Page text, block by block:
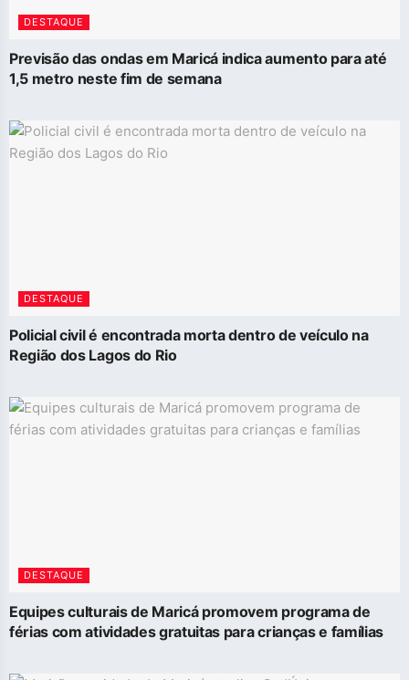
DESTAQUE
Previsão das ondas em Maricá indica aumento para até
1,5 metro neste fim de semana
DESTAQUE
Policial civil é encontrada morta dentro de veículo na
Região dos Lagos do Rio
DESTAQUE
Equipes culturais de Maricá promovem programa de
férias com atividades gratuitas para crianças e famílias